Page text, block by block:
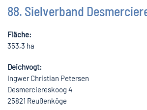
88. Sielverband
Fläche:
353,3 ha
Deichvogt:
Ingwer Christian Petersen
Desmerciereskoog 4
25821 Reußenköge